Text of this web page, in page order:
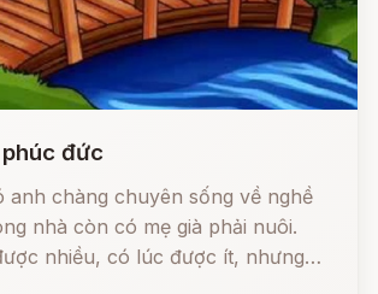
đức
anh chàng chuyên sống về nghề
nhà còn có mẹ già phải nuôi.
nhiều, có lúc được ít, nhưng